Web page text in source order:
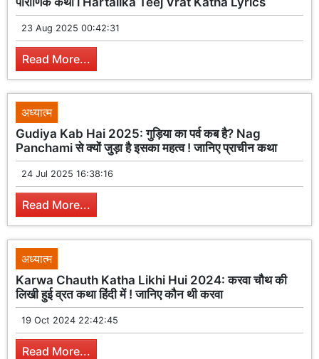
23 Aug 2025 00:42:31
Read More...
अध्यात्म
Gudiya Kab Hai 2025: गुड़िया का पर्व कब है? Nag
Panchami से क्यों जुड़ा है इसका महत्व ! जानिए प्राचीन कथा
24 Jul 2025 16:38:16
Read More...
अध्यात्म
Karwa Chauth Katha Likhi Hui 2024: करवा चौथ की
लिखी हुई व्रत कथा हिंदी में ! जानिए कौन थी करवा
19 Oct 2024 22:42:45
Read More...